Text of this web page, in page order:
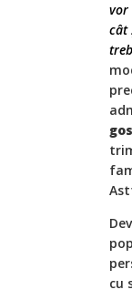
vor
cât
cu